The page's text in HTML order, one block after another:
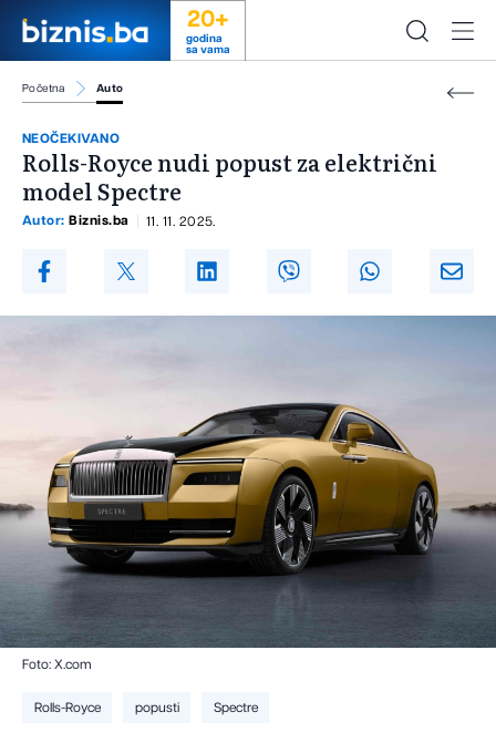
20+
godina
sa vama
Početna Auto
NEOČEKIVANO
Rolls-Royce nudi popust za električni
model Spectre
Autor: Biznis.ba 11. 11. 2025.
Foto: X.com
Rolls-Royce popusti Spectre